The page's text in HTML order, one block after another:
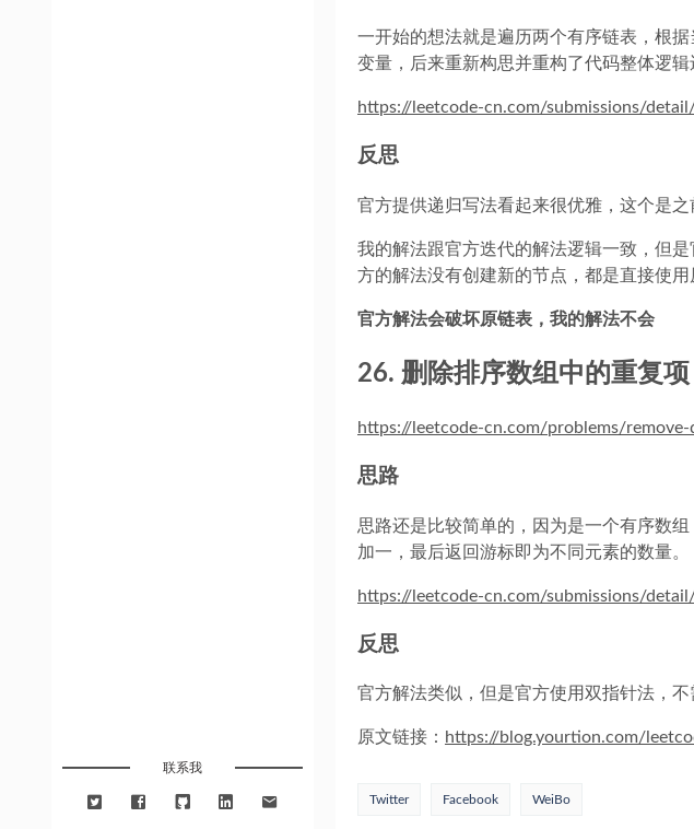
联系我
一开始的想法就是遍历两个有序链表，根
变量，后来重新构思并重构了代码整体逻辑
https://leetcode-cn.com/submissions/
反思
官方提供递归写法看起来很优雅，这个是之
我的解法跟官方迭代的解法逻辑一致，但
方的解法没有创建新的节点，都是直接使
官方解法会破坏原链表，我的解法不会
26. 删除排序数组中的重复项
https://leetcode-cn.com/problems/
思路
思路还是比较简单的，因为是一个有序数
加一，最后返回游标即为不同元素的数量。
https://leetcode-cn.com/submissions/
反思
官方解法类似，但是官方使用双指针法，
原文链接： https://blog.yourtion.com/
Twitter Facebook WeiBo